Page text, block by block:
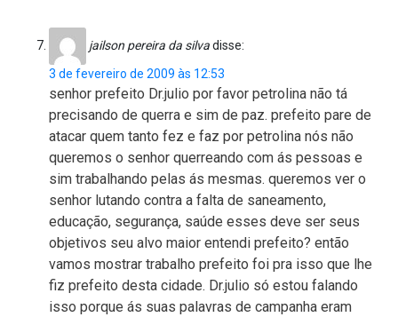
jailson pereira da silvadisse:
3 de fevereiro de 2009 às 12:53
senhor prefeito Dr.julio por favor petrolina não tá
precisando de querra e sim de paz. prefeito pare de
atacar quem tanto fez e faz por petrolina nós não
queremos o senhor querreando com ás pessoas e
sim trabalhando pelas ás mesmas. queremos ver o
senhor lutando contra a falta de saneamento,
educação, segurança, saúde esses deve ser seus
objetivos seu alvo maior entendi prefeito? então
vamos mostrar trabalho prefeito foi pra isso que lhe
fiz prefeito desta cidade. Dr.julio só estou falando
isso porque ás suas palavras de campanha eram